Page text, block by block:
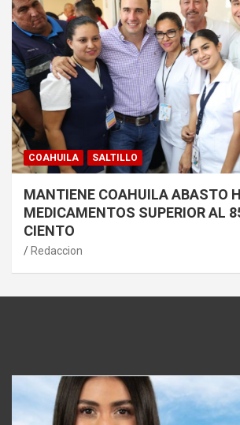
COAHUILA SALTILLO
MANTIENE COAHUILA ABASTO
MEDICAMENTOS SUPERIOR AL
CIENTO
Redaccion